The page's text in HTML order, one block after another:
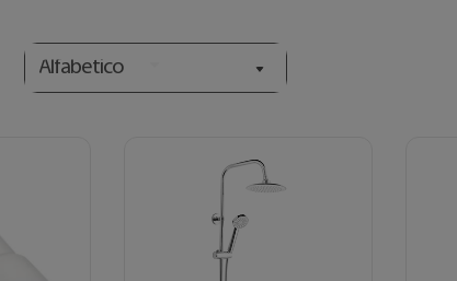
Alfabetico